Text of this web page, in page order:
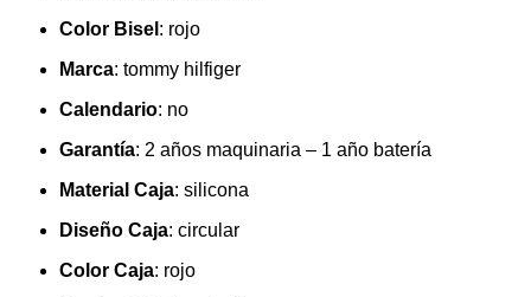
Color Bisel : rojo
Marca: tommy hilfiger
Calendario: no
Garantía: 2 años maquinaria – 1 año batería
Material Caja: silicona
Diseño Caja: circular
Color Caja: rojo